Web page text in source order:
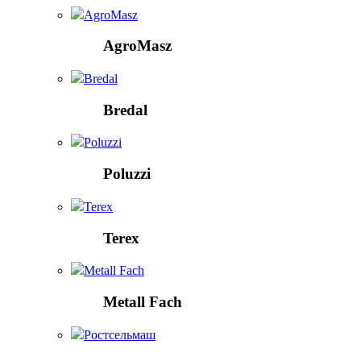
AgroMasz
AgroMasz
Bredal
Bredal
Poluzzi
Poluzzi
Terex
Terex
Metall Fach
Metall Fach
Ростсельмаш